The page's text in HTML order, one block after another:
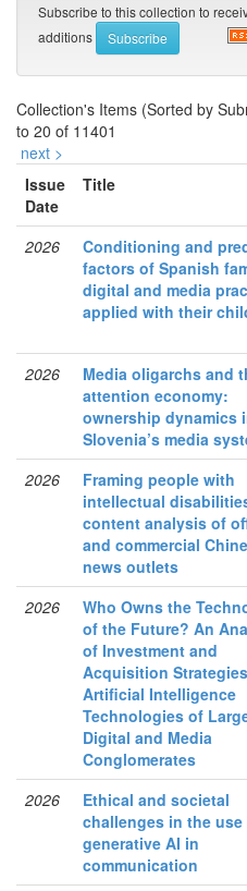
Subscribe to this collection to
additions
Collection's Items (Sorted by
to 20 of 11401
next >
Issue
Date
Title
2026
Conditioning and
factors of Spanish
digital and media
applied with their
2026
Media oligarchs and
attention economy:
ownership dynamics
Slovenia’s media
2026
Framing people with
intellectual
content analysis of
and commercial
news outlets
2026
Who Owns the
of the Future? An
of Investment and
Acquisition
Artificial Intelligence
Technologies of
Digital and Media
Conglomerates
2026
Ethical and societal
challenges in the use
generative AI in
communication